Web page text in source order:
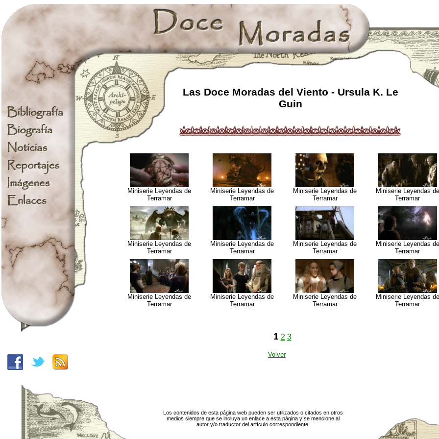
Las Doce Moradas del Viento - Ursula K. Le
Guin
Miniserie Leyendas de
Terramar
Miniserie Leyendas de
Terramar
Miniserie Leyendas de
Terramar
Miniserie Leyendas de
Terramar
Miniserie Leyendas de
Terramar
Miniserie Leyendas de
Terramar
Miniserie Leyendas de
Terramar
Miniserie Leyendas de
Terramar
Miniserie Leyendas de
Terramar
Miniserie Leyendas de
Terramar
Miniserie Leyendas de
Terramar
Miniserie Leyendas de
Terramar
1 2 3
Volver
Los contenidos de esta página web pueden ser utilizados o citados en otros
medios siempre que se incluya un enlace a esta página y se mencione al
autor y/o traductor del artículo correspondiente.